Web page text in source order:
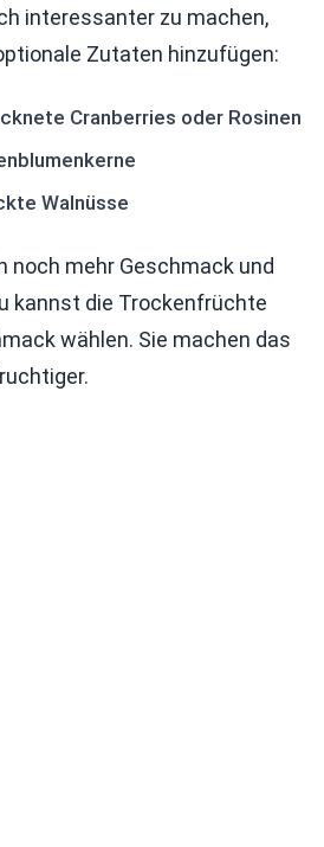
interessanter zu machen,
Zutaten hinzufügen:
Cranberries oder Rosinen
Walnüsse
noch mehr Geschmack und
kannst die Trockenfrüchte
wählen. Sie machen das